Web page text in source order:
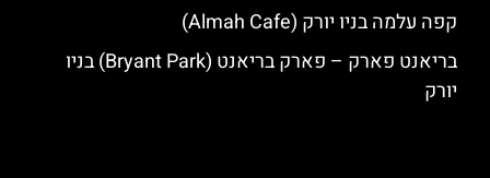
קפה עלמה בניו יורק (Almah Cafe)
בריאנט פארק – פארק בריאנט (Bryant Park) בניו
יורק